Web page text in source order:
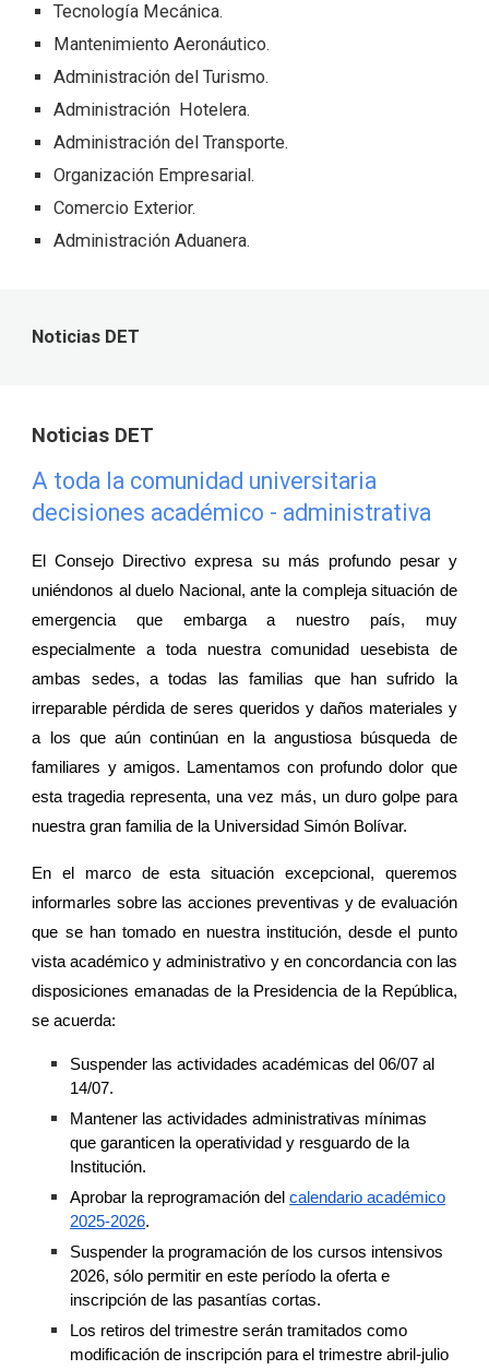
Tecnología Mecánica.
Mantenimiento Aeronáutico.
Administración del Turismo.
Administración Hotelera.
Administración del Transporte.
Organización Empresarial.
Comercio Exterior.
Administración Aduanera.
Noticias DET
Noticias DET
A toda la comunidad universitaria
decisiones académico - administrativa
El Consejo Directivo expresa su más profundo pesar y
uniéndonos al duelo Nacional, ante la compleja situación de
emergencia que embarga a nuestro país, muy
especialmente a toda nuestra comunidad uesebista de
ambas sedes, a todas las familias que han sufrido la
irreparable pérdida de seres queridos y daños materiales y
a los que aún continúan en la angustiosa búsqueda de
familiares y amigos. Lamentamos con profundo dolor que
esta tragedia representa, una vez más, un duro golpe para
nuestra gran familia de la Universidad Simón Bolívar.
En el marco de esta situación excepcional, queremos
informarles sobre las acciones preventivas y de evaluación
que se han tomado en nuestra institución, desde el punto
vista académico y administrativo y en concordancia con las
disposiciones emanadas de la Presidencia de la República,
se acuerda:
Suspender las actividades académicas del 06/07 al
14/07.
Mantener las actividades administrativas mínimas
que garanticen la operatividad y resguardo de la
Institución.
Aprobar la reprogramación del calendario académico
2025-2026.
Suspender la programación de los cursos intensivos
2026, sólo permitir en este período la oferta e
inscripción de las pasantías cortas.
Los retiros del trimestre serán tramitados como
modificación de inscripción para el trimestre abril-julio